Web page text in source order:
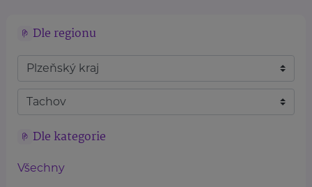
Dle regionu
Dle kategorie
Všechny